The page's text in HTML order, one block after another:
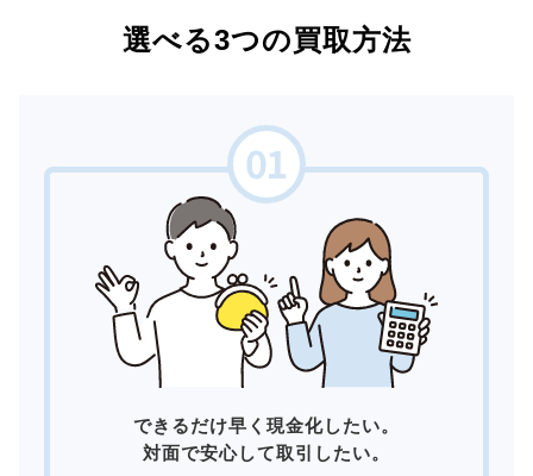
選べる3つの買取方法
できるだけ早く現金化したい。
対面で安心して取引したい。